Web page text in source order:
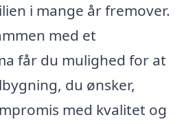
i mange år fremover.
med et
får du mulighed for at
du ønsker,
med kvalitet og